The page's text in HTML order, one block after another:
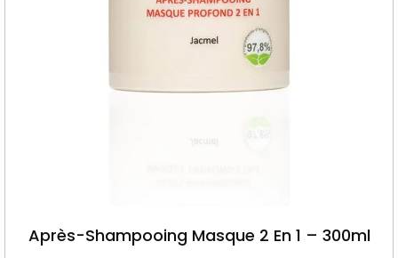
Après-Shampooing Masque 2 En 1 – 300ml